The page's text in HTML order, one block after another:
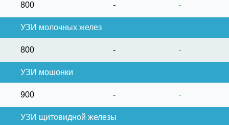
800 - -
УЗИ молочных желез
800 - -
УЗИ мошонки
900 - -
УЗИ щитовидной железы